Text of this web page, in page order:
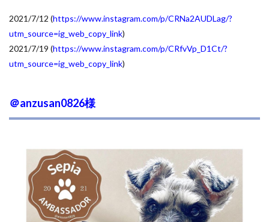
2021/7/12 (https://www.instagram.com/p/CRNa2AUDLag/?
utm_source=ig_web_copy_link)
2021/7/19 (https://www.instagram.com/p/CRfvVp_D1Ct/?
utm_source=ig_web_copy_link)
＠anzusan0826様